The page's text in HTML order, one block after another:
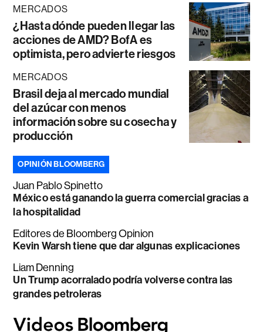
MERCADOS
¿Hasta dónde pueden llegar las
acciones de AMD? BofA es
optimista, pero advierte riesgos
MERCADOS
Brasil deja al mercado mundial
del azúcar con menos
información sobre su cosecha y
producción
OPINIÓN BLOOMBERG
Juan Pablo Spinetto
México está ganando la guerra comercial gracias a
la hospitalidad
Editores de Bloomberg Opinion
Kevin Warsh tiene que dar algunas explicaciones
Liam Denning
Un Trump acorralado podría volverse contra las
grandes petroleras